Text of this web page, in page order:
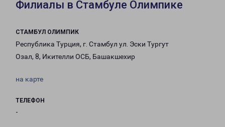
Филиалы в Стамбуле Олимпике
СТАМБУЛ ОЛИМПИК
Республика Турция, г. Стамбул ул. Эски Тургут
Озал, 8, Икителли ОСБ, Башакшехир
на карте
ТЕЛЕФОН
-